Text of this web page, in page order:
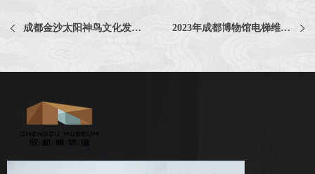
成都金沙太阳神鸟文化发展有限责任公司文创服务区设计规划与改造服务采购项目比选公告 2023年成都博物馆电梯维护保养服务采购项目中选公告